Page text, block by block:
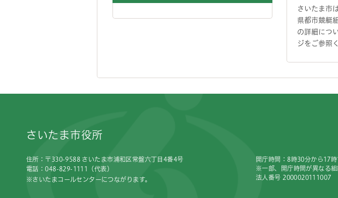
さいたま市
県都市競艇
の詳細につ
ジをご参照
さいたま市役所
住所：〒330-9588 さいたま市浦和区常盤六丁目4番4号
電話：048-829-1111（代表）
※さいたまコールセンターにつながります。
開庁時間：8時30分から17
※一部、開庁時間が異なる組
法人番号 2000020111007